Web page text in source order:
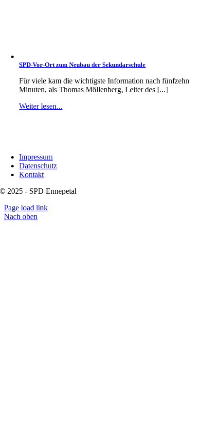
SPD-Vor-Ort zum Neubau der Sekundarschule
Für viele kam die wichtigste Information nach fünfzehn
Minuten, als Thomas Möllenberg, Leiter des [...]
Weiter lesen...
Impressum
Datenschutz
Kontakt
© 2025 - SPD Ennepetal
Page load link
Nach oben